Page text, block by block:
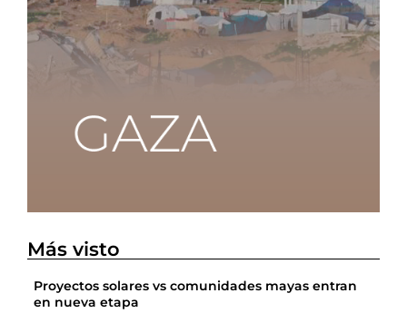
Más visto
Proyectos solares vs comunidades mayas entran
en nueva etapa